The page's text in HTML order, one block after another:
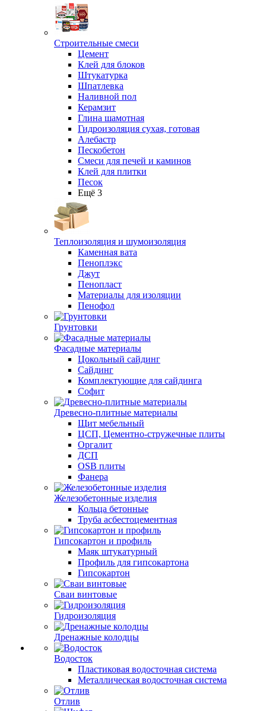
Строительные смеси
Цемент
Клей для блоков
Штукатурка
Шпатлевка
Наливной пол
Керамзит
Глина шамотная
Гидроизоляция сухая, готовая
Алебастр
Пескобетон
Смеси для печей и каминов
Клей для плитки
Песок
Ещё 3
Теплоизоляция и шумоизоляция
Каменная вата
Пеноплэкс
Джут
Пенопласт
Материалы для изоляции
Пенофол
Грунтовки
Фасадные материалы
Цокольный сайдинг
Сайдинг
Комплектующие для сайдинга
Софит
Древесно-плитные материалы
Щит мебельный
ЦСП, Цементно-стружечные плиты
Оргалит
ДСП
OSB плиты
Фанера
Железобетонные изделия
Кольца бетонные
Труба асбестоцементная
Гипсокартон и профиль
Маяк штукатурный
Профиль для гипсокартона
Гипсокартон
Сваи винтовые
Гидроизоляция
Дренажные колодцы
Водосток
Пластиковая водосточная система
Металлическая водосточная система
Отлив